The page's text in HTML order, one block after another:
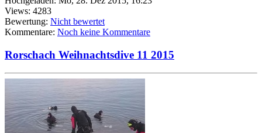
Views: 4283
Bewertung: Nicht bewertet
Kommentare: Noch keine Kommentare
Rorschach Weihnachtsdive 11 2015